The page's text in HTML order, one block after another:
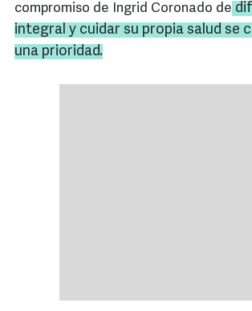
compromiso de Ingrid Coronado de
integral y cuidar su propia salud se
una prioridad.